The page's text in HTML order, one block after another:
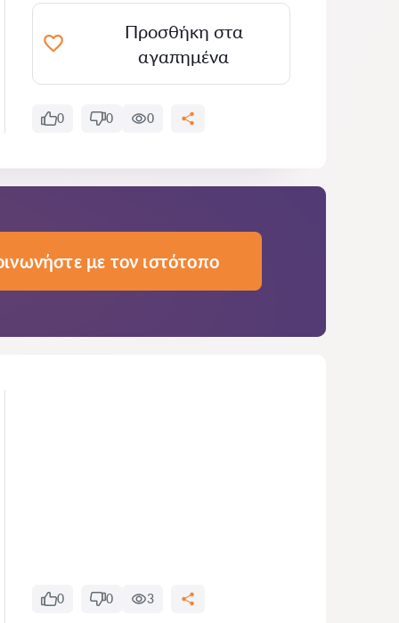
Προσθήκη στα
αγαπημένα
0 0 0
με τον ιστότοπο
0 0 3